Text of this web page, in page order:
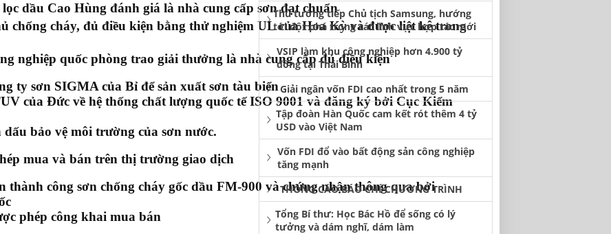
dầu Cao Hùng đánh giá là nhà cung cấp sơn đạt chuẩn
chống cháy, đủ điều kiện bằng thử nghiệm UL của Hoa Kỳ và được liệt kê trong
nghiệp quốc phòng trao giải thưởng là nhà cung cấp đủ điều kiện
ty sơn SIGMA của Bỉ để sản xuất sơn tàu biển
của Đức về hệ thống chất lượng quốc tế ISO 9001 và đăng ký bởi Cục Kiểm
bảo vệ môi trường của sơn nước.
mua và bán trên thị trường giao dịch
thành công sơn chống cháy gốc dầu FM-900 và chứng nhận thông qua bởi
phép công khai mua bán
Thủ tướng tiếp Chủ tịch Samsung, hướng
tới đột phá trong các lĩnh vực hợp tác mới
VSIP làm khu công nghiệp hơn 4.900 tỷ
đồng tại Thái Bình
Giải ngân vốn FDI cao nhất trong 5 năm
Tập đoàn Hàn Quốc cam kết rót thêm 4 tỷ
USD vào Việt Nam
Vốn FDI đổ vào bất động sản công nghiệp
tăng mạnh
THÔNG CÁO BÁO CHÍ CHƯƠNG TRÌNH
Tổng Bí thư: Học Bác Hồ để sống có lý
tưởng và dám nghĩ, dám làm